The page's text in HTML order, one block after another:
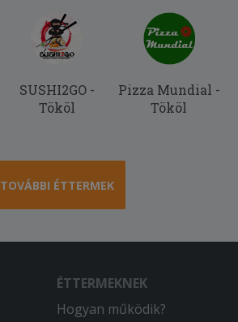
1 óra helyett legalább
a szállítás, az adag
viszont a tészta egyik fele
lett volna kivéve, a másik
meleg. Elvileg
tésztát kértem, de nem
címlettel fizetek, ehhez
ba kellett várnom, hogy a
kiszállítás.
SUSHI2GO -
Tököl
Pizza Mundial -
Tököl
TOVÁBBI ÉTTERMEK
ÉTTERMEKNEK
Hogyan működik?